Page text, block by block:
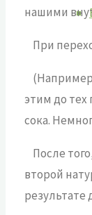
нашими
При
этим до тех
сока.
После
второй
результате